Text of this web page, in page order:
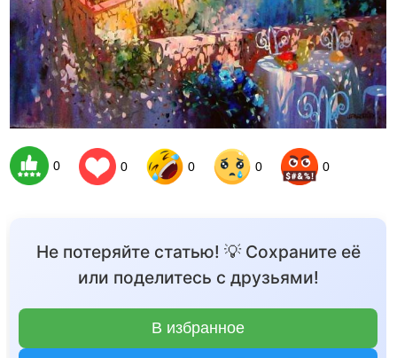
0 0 0 0 0
Не потеряйте статью! 💡 Сохраните её
или поделитесь с друзьями!
В избранное